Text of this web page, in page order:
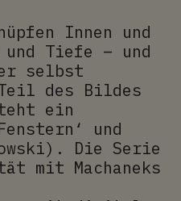
Innen und
und Tiefe – und
selbst
des Bildes
ein
und
Die Serie
mit Machaneks